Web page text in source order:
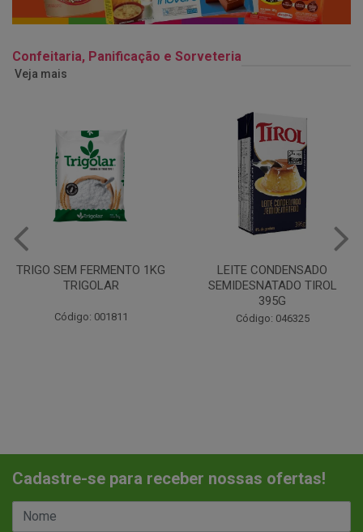
Confeitaria, Panificação e Sorveteria
Veja mais
LEITE CONDENSADO
SEMIDESNATADO TIROL
Código: 046325
CHANTILINHO EM PO 400G
MIX
Código: 037442
Cadastre-se para receber nossas ofertas!